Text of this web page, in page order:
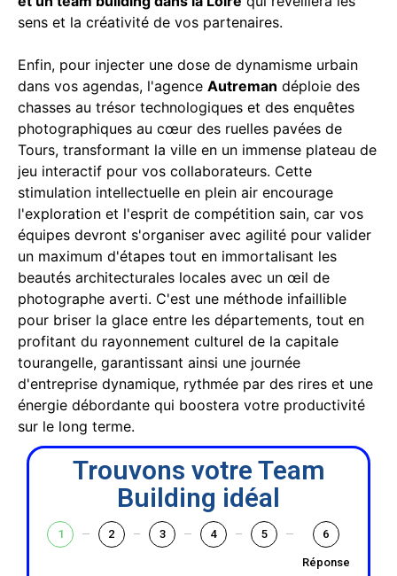
sens et la créativité de vos partenaires.
Enfin, pour injecter une dose de dynamisme urbain
dans vos agendas, l'agence Autreman déploie des
chasses au trésor technologiques et des enquêtes
photographiques au cœur des ruelles pavées de
Tours, transformant la ville en un immense plateau de
jeu interactif pour vos collaborateurs. Cette
stimulation intellectuelle en plein air encourage
l'exploration et l'esprit de compétition sain, car vos
équipes devront s'organiser avec agilité pour valider
un maximum d'étapes tout en immortalisant les
beautés architecturales locales avec un œil de
photographe averti. C'est une méthode infaillible
pour briser la glace entre les départements, tout en
profitant du rayonnement culturel de la capitale
tourangelle, garantissant ainsi une journée
d'entreprise dynamique, rythmée par des rires et une
énergie débordante qui boostera votre productivité
sur le long terme.
Trouvons votre Team
Building idéal
1 2 3 4 5 6
Réponse